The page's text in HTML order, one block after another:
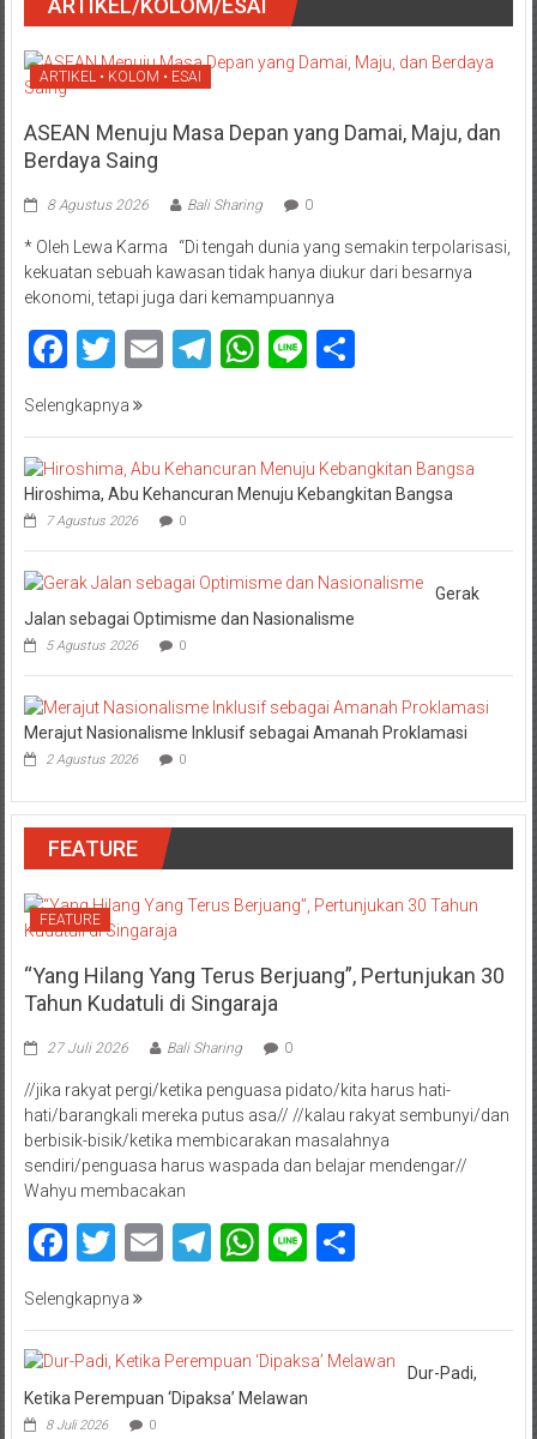
ARTIKEL/KOLOM/ESAI
ARTIKEL • KOLOM • ESAI
ASEAN Menuju Masa Depan yang Damai, Maju, dan
Berdaya Saing
8 Agustus 2026 Bali Sharing 0
* Oleh Lewa Karma “Di tengah dunia yang semakin terpolarisasi,
kekuatan sebuah kawasan tidak hanya diukur dari besarnya
ekonomi, tetapi juga dari kemampuannya
Facebook
Twitter
EmailTelegram
WhatsApp
LineShare
Selengkapnya
Hiroshima, Abu Kehancuran Menuju Kebangkitan Bangsa
7 Agustus 2026 0
Gerak
Jalan sebagai Optimisme dan Nasionalisme
5 Agustus 2026 0
Merajut Nasionalisme Inklusif sebagai Amanah Proklamasi
2 Agustus 2026 0
FEATURE
FEATURE
“Yang Hilang Yang Terus Berjuang”, Pertunjukan 30
Tahun Kudatuli di Singaraja
27 Juli 2026 Bali Sharing 0
//jika rakyat pergi/ketika penguasa pidato/kita harus hati-
hati/barangkali mereka putus asa// //kalau rakyat sembunyi/dan
berbisik-bisik/ketika membicarakan masalahnya
sendiri/penguasa harus waspada dan belajar mendengar//
Wahyu membacakan
Facebook
Twitter
EmailTelegram
WhatsApp
LineShare
Selengkapnya
Dur-Padi,
Ketika Perempuan ‘Dipaksa’ Melawan
8 Juli 2026 0